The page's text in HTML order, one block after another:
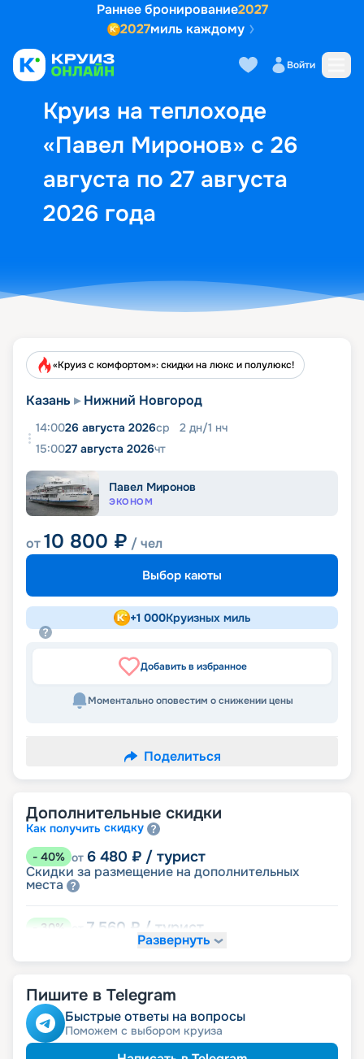
Раннее бронирование2027
2027миль каждому
Войти
Круиз на теплоходе
«Павел Миронов» с 26
августа по 27 августа
2026 года
Выбор кают Маршрут и
«Круиз с комфортом»: скидки на люкс и полулюкс!
Казань Нижний Новгород
14:0026 августа 2026ср 2 дн/1 нч
15:0027 августа 2026чт
Павел Миронов
ЭКОНОМ
от10 800 ₽ / чел
Выбор каюты
+1 000Круизных миль
Добавить в избранное
Моментально оповестим о снижении цены
Поделиться
Дополнительные скидки
Как получить скидку
- 40% от 6 480 ₽ / турист
Скидки за размещение на дополнительных
места
30% 7 560 ₽ / турист
размещение
9 720 ₽
Скидкадетям
Скидкапенсионерам
Развернуть
Пишите в Telegram
Быстрые ответы на вопросы
Поможем с выбором круиза